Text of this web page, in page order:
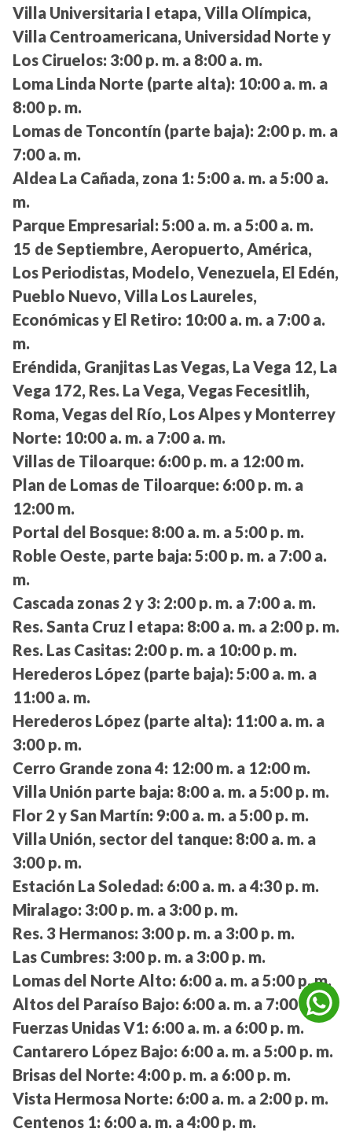
Villa Universitaria I etapa, Villa Olímpica,
Villa Centroamericana, Universidad Norte y
Los Ciruelos: 3:00 p. m. a 8:00 a. m.
Loma Linda Norte (parte alta): 10:00 a. m. a
8:00 p. m.
Lomas de Toncontín (parte baja): 2:00 p. m. a
7:00 a. m.
Aldea La Cañada, zona 1: 5:00 a. m. a 5:00 a.
m.
Parque Empresarial: 5:00 a. m. a 5:00 a. m.
15 de Septiembre, Aeropuerto, América,
Los Periodistas, Modelo, Venezuela, El Edén,
Pueblo Nuevo, Villa Los Laureles,
Económicas y El Retiro: 10:00 a. m. a 7:00 a.
m.
Eréndida, Granjitas Las Vegas, La Vega 12, La
Vega 172, Res. La Vega, Vegas Fecesitlih,
Roma, Vegas del Río, Los Alpes y Monterrey
Norte: 10:00 a. m. a 7:00 a. m.
Villas de Tiloarque: 6:00 p. m. a 12:00 m.
Plan de Lomas de Tiloarque: 6:00 p. m. a
12:00 m.
Portal del Bosque: 8:00 a. m. a 5:00 p. m.
Roble Oeste, parte baja: 5:00 p. m. a 7:00 a.
m.
Cascada zonas 2 y 3: 2:00 p. m. a 7:00 a. m.
Res. Santa Cruz I etapa: 8:00 a. m. a 2:00 p. m.
Res. Las Casitas: 2:00 p. m. a 10:00 p. m.
Herederos López (parte baja): 5:00 a. m. a
11:00 a. m.
Herederos López (parte alta): 11:00 a. m. a
3:00 p. m.
Cerro Grande zona 4: 12:00 m. a 12:00 m.
Villa Unión parte baja: 8:00 a. m. a 5:00 p. m.
Flor 2 y San Martín: 9:00 a. m. a 5:00 p. m.
Villa Unión, sector del tanque: 8:00 a. m. a
3:00 p. m.
Estación La Soledad: 6:00 a. m. a 4:30 p. m.
Miralago: 3:00 p. m. a 3:00 p. m.
Res. 3 Hermanos: 3:00 p. m. a 3:00 p. m.
Las Cumbres: 3:00 p. m. a 3:00 p. m.
Lomas del Norte Alto: 6:00 a. m. a 5:00 p. m.
Altos del Paraíso Bajo: 6:00 a. m. a 7:00 p. m.
Fuerzas Unidas V1: 6:00 a. m. a 6:00 p. m.
Cantarero López Bajo: 6:00 a. m. a 5:00 p. m.
Brisas del Norte: 4:00 p. m. a 6:00 p. m.
Vista Hermosa Norte: 6:00 a. m. a 2:00 p. m.
Centenos 1: 6:00 a. m. a 4:00 p. m.